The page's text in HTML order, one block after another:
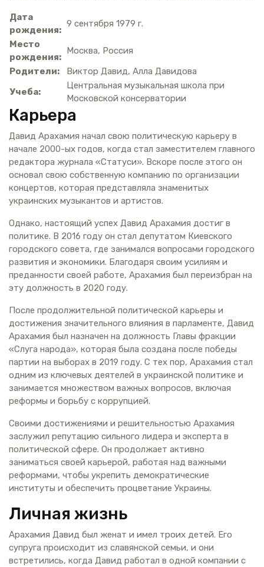
Дата
рождения:
9 сентября 1979 г.
Место
рождения:
Москва, Россия
Родители:
Виктор Давид, Алла Давидова
Учеба:
Центральная музыкальная школа при
Московской консерватории
Карьера
Давид Арахамия начал свою политическую карьеру в
начале 2000-ых годов, когда стал заместителем главного
редактора журнала «Статуси». Вскоре после этого он
основал свою собственную компанию по организации
концертов, которая представляла знаменитых
украинских музыкантов и артистов.
Однако, настоящий успех Давид Арахамия достиг в
политике. В 2016 году он стал депутатом Киевского
городского совета, где занимался вопросами городского
развития и экономики. Благодаря своим усилиям и
преданности своей работе, Арахамия был переизбран на
эту должность в 2020 году.
После продолжительной политической карьеры и
достижения значительного влияния в парламенте, Давид
Арахамия был назначен на должность Главы фракции
«Слуга народа», которая была создана после победы
партии на выборах в 2019 году. С тех пор, Арахамия стал
одним из ключевых деятелей в украинской политике и
занимается множеством важных вопросов, включая
реформы и борьбу с коррупцией.
Своими достижениями и решительностью Арахамия
заслужил репутацию сильного лидера и эксперта в
политической сфере. Он продолжает активно
заниматься своей карьерой, работая над важными
реформами, чтобы укрепить демократические
институты и обеспечить процветание Украины.
Личная жизнь
Арахамия Давид был женат и имел троих детей. Его
супруга происходит из славянской семьи, и они
встретились, когда Давид работал в одной компании с